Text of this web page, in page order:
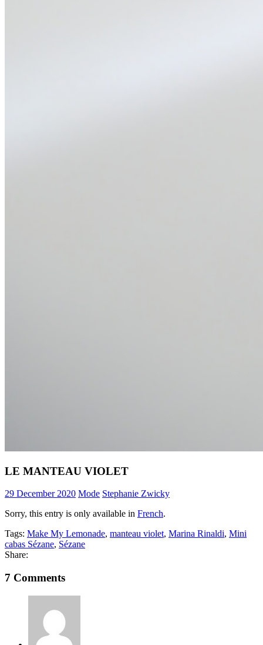
LE MANTEAU VIOLET
29 December 2020 Mode Stephanie Zwicky
Sorry, this entry is only available in French.
Tags: Make My Lemonade, manteau violet, Marina Rinaldi, Mini
cabas Sézane, Sézane
Share:
7 Comments